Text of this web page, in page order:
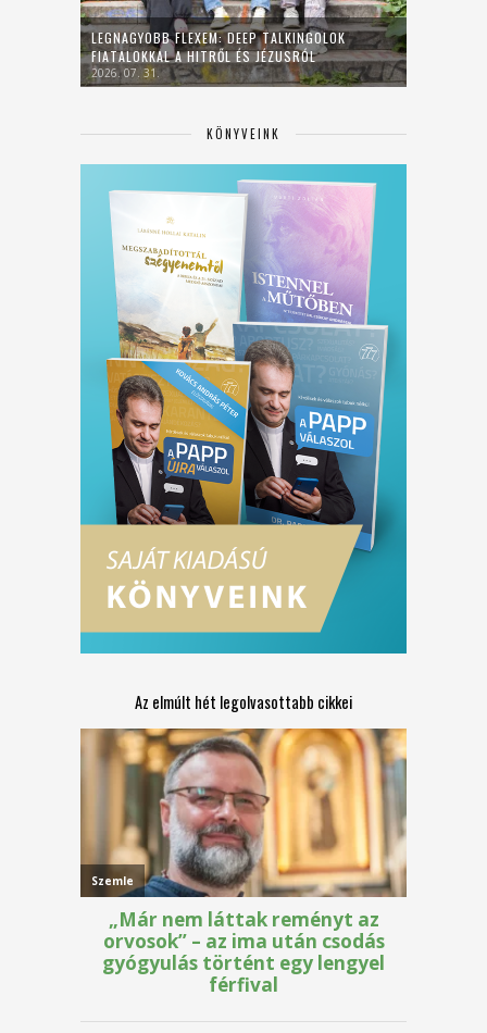
LEGNAGYOBB FLEXEM: DEEP TALKINGOLOK
FIATALOKKAL A HITRŐL ÉS JÉZUSRÓL
2026. 07. 31.
KÖNYVEINK
Az elmúlt hét legolvasottabb cikkei